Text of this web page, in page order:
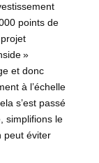
points de
»
et donc
à l’échelle
s’est passé
simplifions le
peut éviter